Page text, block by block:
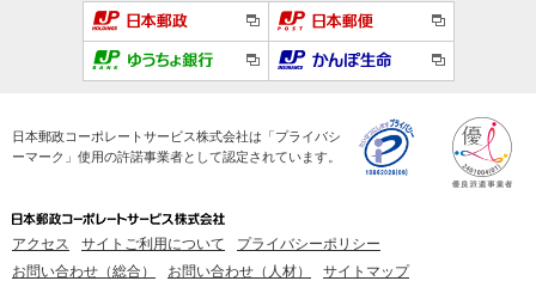
日本郵政コーポレートサービス株式会社は「プライバシ
ーマーク」使用の許諾事業者として認定されています。
アクセス サイトご利用について
プライバシーポリシー
お問い合わせ（総合）
お問い合わせ（人材） サイトマップ